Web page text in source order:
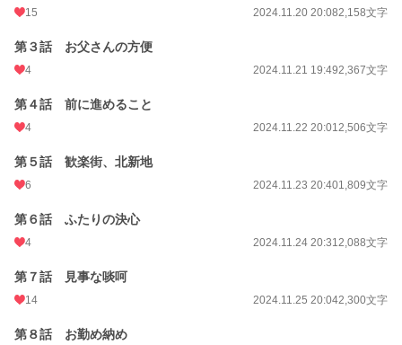
15 2024.11.20 20:082,158文字
第３話 お父さんの方便
4 2024.11.21 19:492,367文字
第４話 前に進めること
4 2024.11.22 20:012,506文字
第５話 歓楽街、北新地
6 2024.11.23 20:401,809文字
第６話 ふたりの決心
4 2024.11.24 20:312,088文字
第７話 見事な啖呵
14 2024.11.25 20:042,300文字
第８話 お勤め納め